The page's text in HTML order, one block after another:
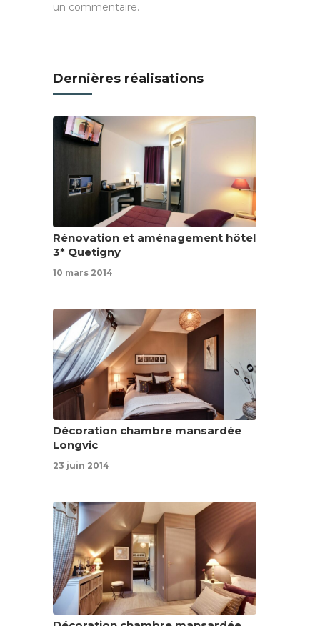
un commentaire.
Dernières réalisations
Rénovation et aménagement hôtel
3* Quetigny
10 mars 2014
Décoration chambre mansardée
Longvic
23 juin 2014